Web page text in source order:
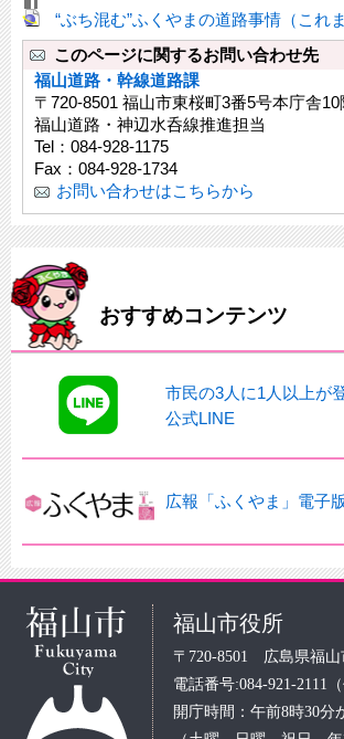
“ぶち混む”ふくやまの道路事情（これ
このページに関するお問い合わせ先
福山道路・幹線道路課
〒720-8501 福山市東桜町3番5号本庁舎10
福山道路・神辺水呑線推進担当
Tel：084-928-1175
Fax：084-928-1734
お問い合わせはこちらから
おすすめコンテンツ
市民の3人に1人以上が
公式LINE
広報「ふくやま」電子
福山市役所
〒720-8501 広島県福山
電話番号:084-921-2111（
開庁時間：午前8時30分